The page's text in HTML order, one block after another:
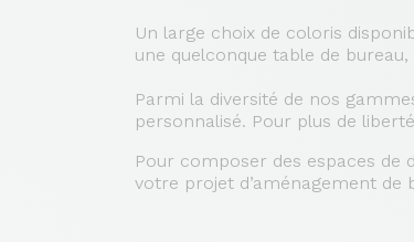
Un large choix de coloris
une quelconque table de
Parmi la diversité de nos
personnalisé. Pour plus de
Pour composer des espaces
votre projet d’aménagement de